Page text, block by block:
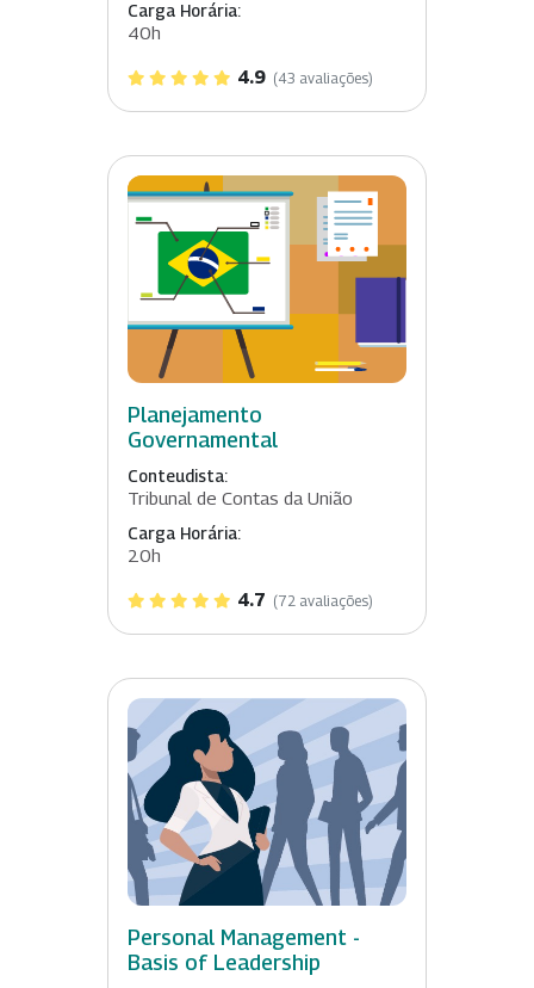
Carga Horária:
40h
4.9 (43 avaliações)
Planejamento
Governamental
Conteudista:
Tribunal de Contas da União
Carga Horária:
20h
4.7 (72 avaliações)
Personal Management -
Basis of Leadership